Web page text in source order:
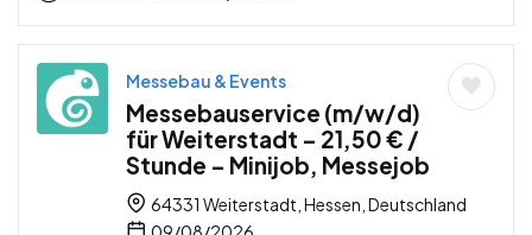
Messebau & Events
Messebauservice (m/w/d)
für Weiterstadt – 21,50 € /
Stunde – Minijob, Messejob
64331 Weiterstadt, Hessen, Deutschland